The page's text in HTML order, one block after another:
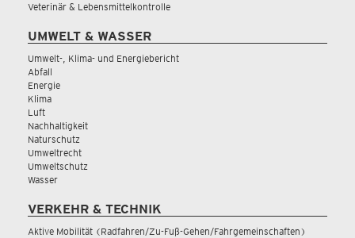
Veterinär & Lebensmittelkontrolle
UMWELT & WASSER
Umwelt-, Klima- und Energiebericht
Abfall
Energie
Klima
Luft
Nachhaltigkeit
Naturschutz
Umweltrecht
Umweltschutz
Wasser
VERKEHR & TECHNIK
Aktive Mobilität (Radfahren/Zu-Fuß-Gehen/Fahrgemeinschaften)